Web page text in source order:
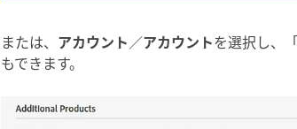
または、 アカウント／アカウントを選択し、
もできます。